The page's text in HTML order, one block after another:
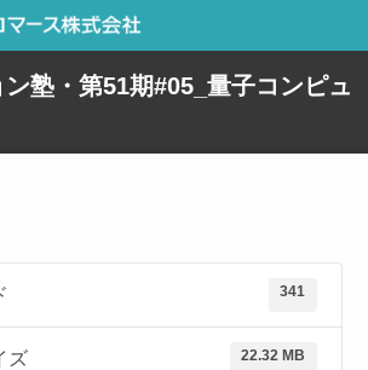
塾・第51期#05_量子コンピュ
341
ズ 22.32 MB